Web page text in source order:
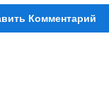
Комментарий